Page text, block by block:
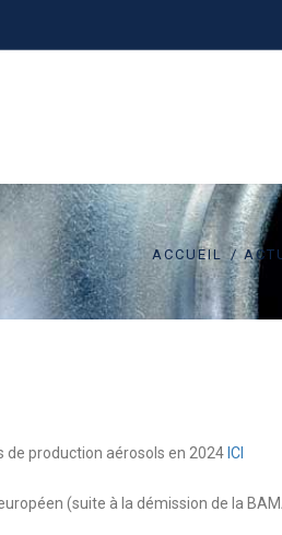
ACCUEIL
de production aérosols en 2024 ICI
(suite à la démission de la